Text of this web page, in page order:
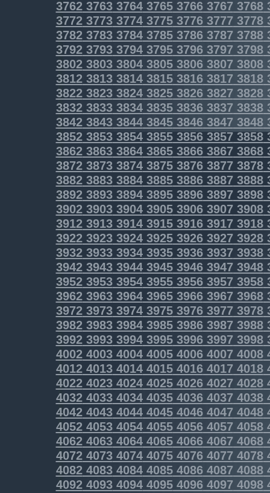
376237633764376537663767 3768
377237733774377537763777 3778
378237833784378537863787 3788
379237933794379537963797 3798
380238033804380538063807 3808
381238133814381538163817 3818
382238233824382538263827 3828
383238333834383538363837 3838
384238433844384538463847 3848
3852385338543855385638573858
3862386338643865386638673868
3872387338743875387638773878
3882388338843885388638873888
3892389338943895389638973898
3902390339043905390639073908
3912391339143915391639173918
3922392339243925392639273928
3932393339343935393639373938
3942394339443945394639473948
3952395339543955395639573958
3962396339643965396639673968
3972397339743975397639773978
3982398339843985398639873988
3992399339943995399639973998
4002400340044005400640074008
401240134014401540164017 4018
402240234024402540264027 4028
403240334034403540364037 4038
404240434044404540464047 4048
405240534054405540564057 4058
406240634064406540664067 4068
407240734074407540764077 4078
408240834084408540864087 4088
409240934094409540964097 4098